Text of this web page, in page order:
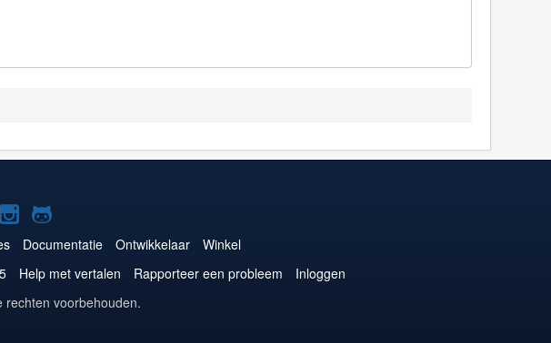
Joomla!
op
Instagram
Joomla!
op
GitHub
Documentatie Ontwikkelaar
Winkel
Help met vertalen Rapporteer een probleem
Inloggen
rechten voorbehouden.